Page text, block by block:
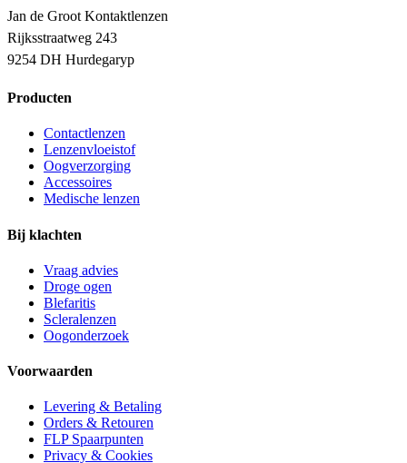
Jan de Groot Kontaktlenzen
Rijksstraatweg 243
9254 DH Hurdegaryp
Producten
Contactlenzen
Lenzenvloeistof
Oogverzorging
Accessoires
Medische lenzen
Bij klachten
Vraag advies
Droge ogen
Blefaritis
Scleralenzen
Oogonderzoek
Voorwaarden
Levering & Betaling
Orders & Retouren
FLP Spaarpunten
Privacy & Cookies